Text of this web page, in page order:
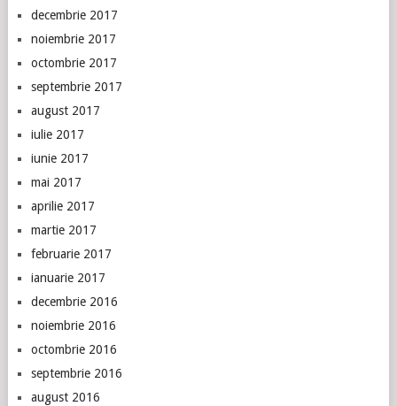
decembrie 2017
noiembrie 2017
octombrie 2017
septembrie 2017
august 2017
iulie 2017
iunie 2017
mai 2017
aprilie 2017
martie 2017
februarie 2017
ianuarie 2017
decembrie 2016
noiembrie 2016
octombrie 2016
septembrie 2016
august 2016